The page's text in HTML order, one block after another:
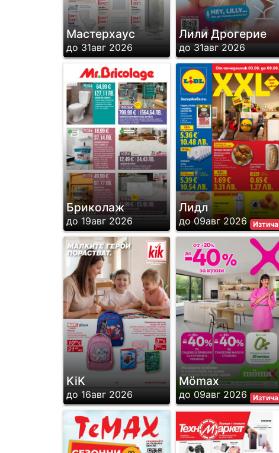
Мастерхаус
до 31авг 2026
Лили Дрогерие
до 31авг 2026
Бриколаж
до 19авг 2026 Изтича
Лидл
до 09авг 2026
KiK
до 16авг 2026 Изтича
Mömax
до 09авг 2026